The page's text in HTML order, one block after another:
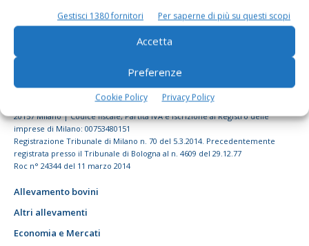
Gestisci 1380 fornitori Per saperne di più su questi scopi
Accetta
Preferenze
Cookie Policy Privacy Policy
© Tecniche Nuove Spa. Tutti i diritti riservati. Sede legale Via Eritrea 21 -
20157 Milano | Codice fiscale, Partita IVA e Iscrizione al Registro delle
imprese di Milano: 00753480151
Registrazione Tribunale di Milano n. 70 del 5.3.2014. Precedentemente
registrata presso il Tribunale di Bologna al n. 4609 del 29.12.77
Roc n° 24344 del 11 marzo 2014
Allevamento bovini
Altri allevamenti
Economia e Mercati